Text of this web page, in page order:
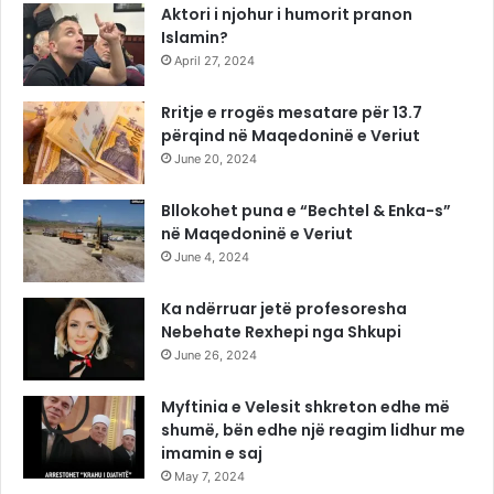
Aktori i njohur i humorit pranon
Islamin?
April 27, 2024
Rritje e rrogës mesatare për 13.7
përqind në Maqedoninë e Veriut
June 20, 2024
Bllokohet puna e “Bechtel & Enka-s”
në Maqedoninë e Veriut
June 4, 2024
Ka ndërruar jetë profesoresha
Nebehate Rexhepi nga Shkupi
June 26, 2024
Myftinia e Velesit shkreton edhe më
shumë, bën edhe një reagim lidhur me
imamin e saj
May 7, 2024